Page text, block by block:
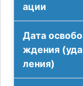
ации
Дата освобо
ждения (уда
ления)